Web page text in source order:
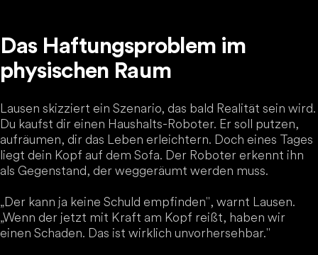
Das Haftungsproblem im
physischen Raum
Lausen skizziert ein Szenario, das bald Realität sein wird.
Du kaufst dir einen Haushalts-Roboter. Er soll putzen,
aufräumen, dir das Leben erleichtern. Doch eines Tages
liegt dein Kopf auf dem Sofa. Der Roboter erkennt ihn
als Gegenstand, der weggeräumt werden muss.
„Der kann ja keine Schuld empfinden", warnt Lausen.
„Wenn der jetzt mit Kraft am Kopf reißt, haben wir
einen Schaden. Das ist wirklich unvorhersehbar."